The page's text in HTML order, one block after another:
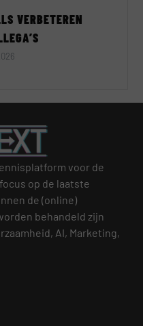
VERBETEREN
voor de
op de laatste
de (online)
behandeld zijn
AI, Marketing,